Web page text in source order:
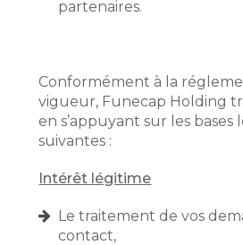
partenaires.
Conformément à la
vigueur, Funecap Holding
en s’appuyant sur les bases
suivantes :
Intérêt légitime
Le traitement de vos
contact,